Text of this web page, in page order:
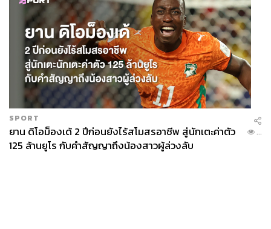
SPORT
ยาน ดิโอม็องเด้ 2 ปีก่อนยังไร้สโมสรอาชีพ สู่นักเตะค่าตัว
125 ล้านยูโร กับคำสัญญาถึงน้องสาวผู้ล่วงลับ
...